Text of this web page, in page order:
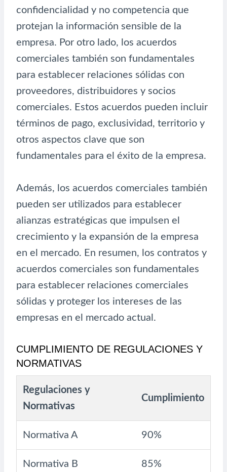
confidencialidad y no competencia que
protejan la información sensible de la
empresa. Por otro lado, los acuerdos
comerciales también son fundamentales
para establecer relaciones sólidas con
proveedores, distribuidores y socios
comerciales. Estos acuerdos pueden incluir
términos de pago, exclusividad, territorio y
otros aspectos clave que son
fundamentales para el éxito de la empresa.
Además, los acuerdos comerciales también
pueden ser utilizados para establecer
alianzas estratégicas que impulsen el
crecimiento y la expansión de la empresa
en el mercado. En resumen, los contratos y
acuerdos comerciales son fundamentales
para establecer relaciones comerciales
sólidas y proteger los intereses de las
empresas en el mercado actual.
CUMPLIMIENTO DE REGULACIONES Y
NORMATIVAS
Regulaciones y
Normativas
Cumplimiento
Normativa A 90%
Normativa B 85%